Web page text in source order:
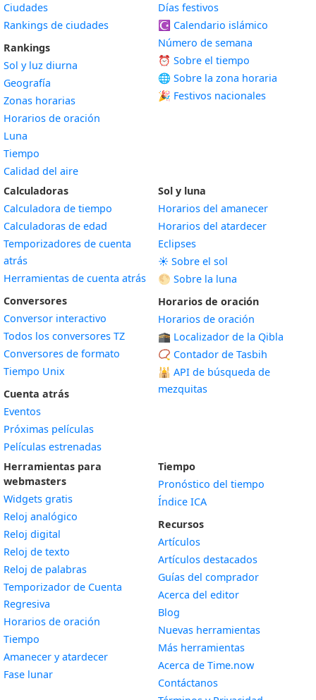
Ciudades
Rankings de ciudades
Rankings
Sol y luz diurna
Geografía
Zonas horarias
Horarios de oración
Luna
Tiempo
Calidad del aire
Días festivos
☪️ Calendario islámico
Número de semana
⏰ Sobre el tiempo
🌐 Sobre la zona horaria
🎉 Festivos nacionales
Calculadoras
Calculadora de tiempo
Calculadoras de edad
Temporizadores de cuenta
atrás
Herramientas de cuenta atrás
Conversores
Conversor interactivo
Todos los conversores TZ
Conversores de formato
Tiempo Unix
Cuenta atrás
Eventos
Próximas películas
Películas estrenadas
Sol y luna
Horarios del amanecer
Horarios del atardecer
Eclipses
☀️ Sobre el sol
🌕 Sobre la luna
Horarios de oración
Horarios de oración
🕋 Localizador de la Qibla
📿 Contador de Tasbih
🕌 API de búsqueda de
mezquitas
Herramientas para
webmasters
Widgets gratis
Reloj analógico
Reloj digital
Reloj de texto
Reloj de palabras
Temporizador de Cuenta
Regresiva
Horarios de oración
Tiempo
Amanecer y atardecerWidget
Fase lunarWidget
Tiempo
Pronóstico del tiempo
Índice ICA
Recursos
Artículos
Artículos destacados
Guías del comprador
Acerca del editor
Blog
Nuevas herramientas
Más herramientas
Acerca de Time.now
Contáctanos